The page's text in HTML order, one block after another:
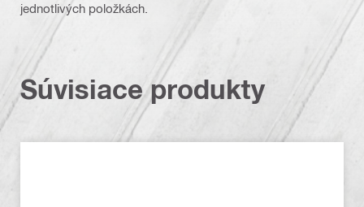
jednotlivých položkách.
Súvisiace produkty